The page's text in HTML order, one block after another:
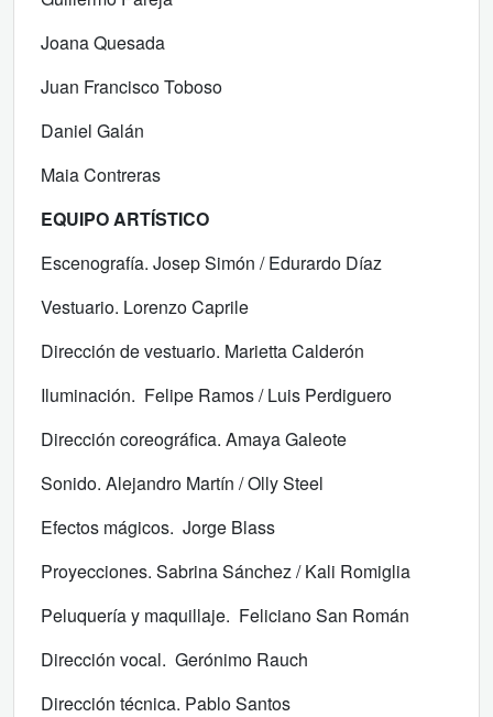
Joana Quesada
Juan Francisco Toboso
Daniel Galán
Maia Contreras
EQUIPO ARTÍSTICO
Escenografía. Josep Simón / Edurardo Díaz
Vestuario. Lorenzo Caprile
Dirección de vestuario. Marietta Calderón
Iluminación. Felipe Ramos / Luis Perdiguero
Dirección coreográfica. Amaya Galeote
Sonido. Alejandro Martín / Olly Steel
Efectos mágicos. Jorge Blass
Proyecciones. Sabrina Sánchez / Kali Romiglia
Peluquería y maquillaje. Feliciano San Román
Dirección vocal. Gerónimo Rauch
Dirección técnica. Pablo Santos